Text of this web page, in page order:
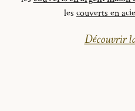
les couverts en
Découvrir